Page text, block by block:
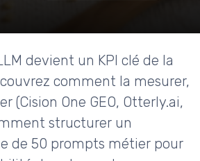
devient un KPI clé de la
comment la mesurer,
(Cision One GEO, Otterly.ai,
structurer un
de 50 prompts métier pour